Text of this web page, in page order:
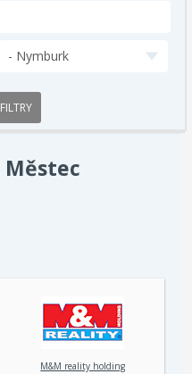
- Nymburk
M&M reality holding